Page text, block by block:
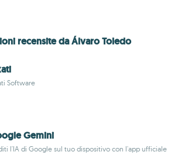
recensite da Álvaro Toledo
Software
Gemini
l'IA di Google sul tuo dispositivo con l'app ufficiale